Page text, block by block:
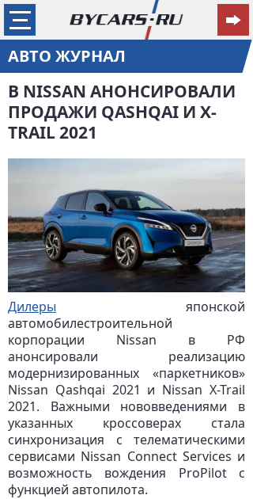
АВТО ЖУРНАЛ
В NISSAN АНОНСИРОВАЛИ
ПРОДАЖИ QASHQAI И X-
TRAIL 2021
Дилеры японской
автомобилестроительной
корпорации Nissan в РФ
анонсировали реализацию
модернизированных «паркетников»
Nissan Qashqai 2021 и Nissan X-Trail
2021. Важными нововведениями в
указанных кроссоверах стала
синхронизация с телематическими
сервисами Nissan Connect Services и
возможность вождения ProPilot с
функцией автопилота.